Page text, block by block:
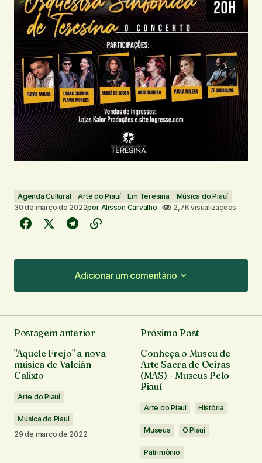
Agenda Cultural Arte do Piauí Em Teresina
Música do Piauí
30 de março de 2022por Alisson Carvalho 2,7K visualizações
Adicionar um comentário
Adicionar um comentário
O seu endereço de e-mail não será publicado.
Campos obrigatórios são marcados com*
Postagem anterior
"Aquele Frejo" a nova
música de Valciãn
Calixto
Arte do Piauí
Música do Piauí
29 de março de 2022
Próximo Post
Conheça o Museu de
Arte Sacra de Oeiras
(MAS) - Museus Pelo
Piauí
Arte do Piauí História
Museus O Piauí
Patrimônio